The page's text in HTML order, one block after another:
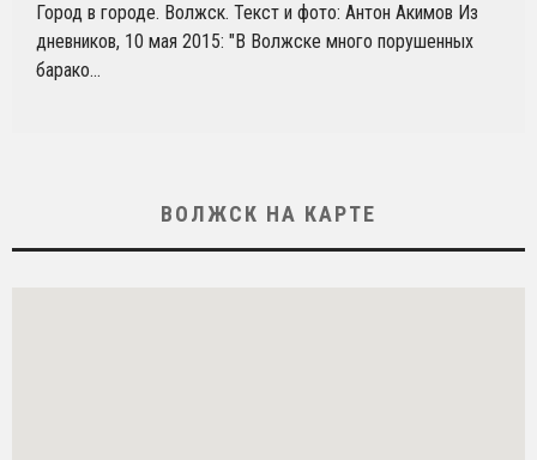
Город в городе. Волжск. Текст и фото: Антон Акимов Из
дневников, 10 мая 2015: "В Волжске много порушенных
барако...
ВОЛЖСК НА КАРТЕ